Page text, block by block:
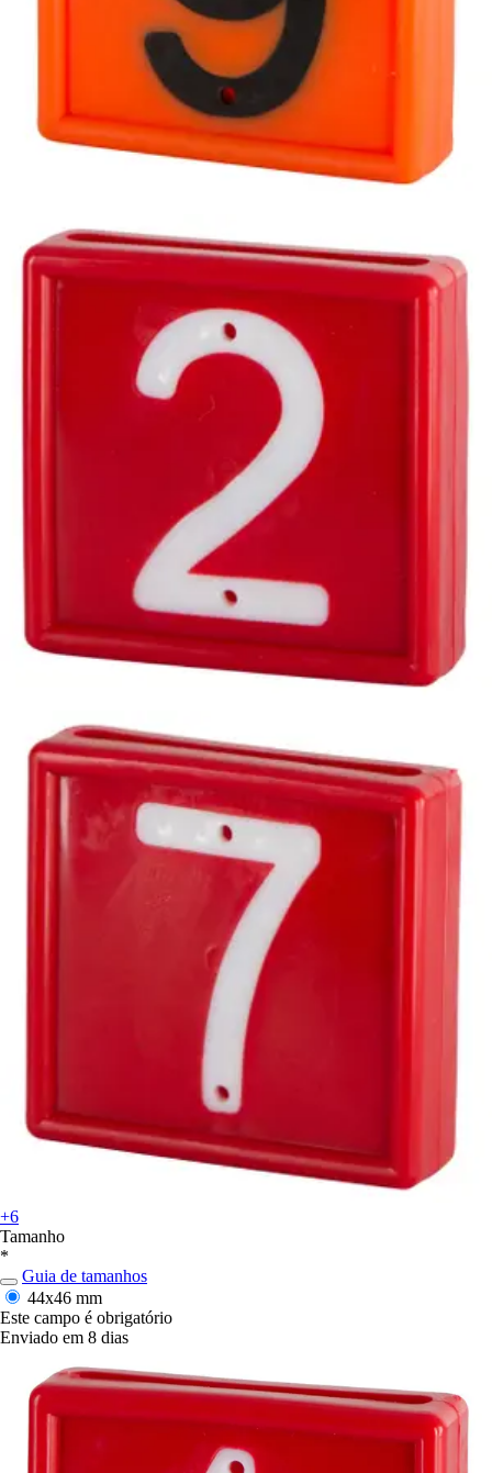
+6
Tamanho
*
Guia de tamanhos
44x46 mm
Este campo é obrigatório
Enviado em 8 dias